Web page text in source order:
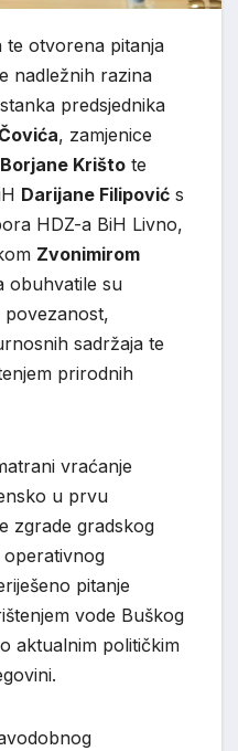
te otvorena pitanja
nadležnih razina
predsjednika
, zamjenice
Borjane Krišto te
Darijane Filipović s
HDZ-a BiH Livno,
Zvonimirom
obuhvatile su
sadržaja te
prirodnih
vraćanje
u prvu
zgrade gradskog
operativnog
pitanje
vode Buškog
aktualnim političkim